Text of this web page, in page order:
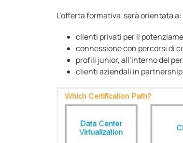
L’offerta formativa sarà orientata a:
clienti privati per il
connessione con percorsi di
profili junior, all’interno del
clienti aziendali in